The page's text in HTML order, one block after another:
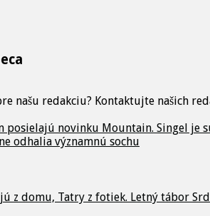
našu redakciu? Kontaktujte našich
posielajú novinku Mountain. Singel je
odhalia významnú sochu